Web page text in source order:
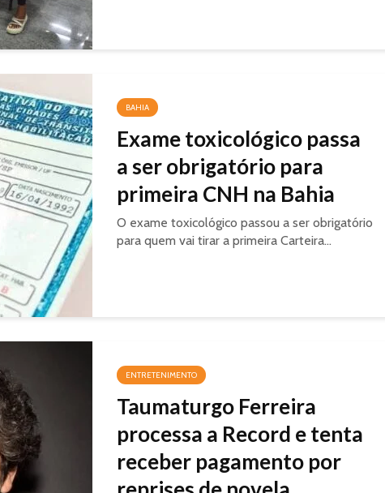
BAHIA
Exame toxicológico passa
a ser obrigatório para
primeira CNH na Bahia
O exame toxicológico passou a ser obrigatório
para quem vai tirar a primeira Carteira...
ENTRETENIMENTO
Taumaturgo Ferreira
processa a Record e tenta
receber pagamento por